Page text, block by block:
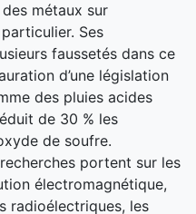
métaux sur
Ses
faussetés dans ce
d’une législation
des pluies acides
de 30 % les
de soufre.
portent sur les
électromagnétique,
radioélectriques, les